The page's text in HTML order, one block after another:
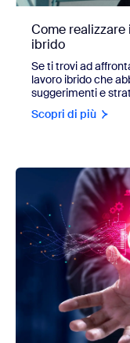
Come
ibrido
Se ti trovi ad
lavoro ibrido che
suggerimenti e
Scopri di più